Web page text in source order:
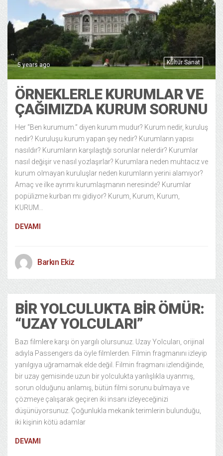
Kültür Sanat
5 years ago
ÖRNEKLERLE KURUMLAR VE
ÇAĞIMIZDA KURUM SORUNU
Her “Ben kurumum.” diyen kurum mudur? Kurum nedir, kuruluş
nedir? Kuruluşu kurum yapan şey nedir? Kurumların yapısı
nasıldır? Kurumların karşılaştığı sorunlar nelerdir? Kurumlar
nasıl değişir ve nasıl yozlaşırlar? Kurumlara neden muhtacız ve
kurum olmayan kuruluşlar neden kurumların yerini alamıyor?
Amaç ve ilke ayrımı kurumlaşmanın neresinde? Kurumlar
popülizme kurban mı gidiyor? Kurum, Kurum, Kurum,
KURUM…
DEVAMI
Barkın Ekiz
BIR YOLCULUKTA BIR ÖMÜR:
“UZAY YOLCULARI”
Bazı filmlere karşı ön yargılı olursunuz. Uzay Yolcuları, orijinal
adıyla Passengers da öyle filmlerden. Filmin fragmanını izleyip
yanılgıya uğramamak elde değil. Filmin fragmanı izlendiğinde,
bir uzay gemisinde uzun bir yolculukta yanlışlıkla uyanmış,
sorun olduğunu anlamış, bütün filmi sorunu bulmaya ve
çözmeye çalışarak geçiren iki insanı izleyeceğinizi
düşünüyorsunuz. Çoğunlukla mekanik terimlerin bulunduğu,
iki kişinin kötü adamlar
DEVAMI